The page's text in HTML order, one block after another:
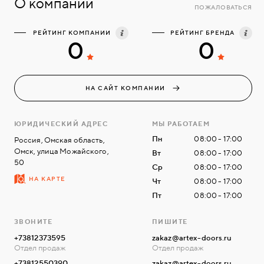
ПОЖАЛОВАТЬСЯ
РЕЙТИНГ КОМПАНИИ
0
РЕЙТИНГ БРЕНДА
0
НА САЙТ КОМПАНИИ
ЮРИДИЧЕСКИЙ АДРЕС
Россия, Омская область,
Омск, улица Можайского,
50
НА КАРТЕ
МЫ РАБОТАЕМ
Пн
08:00 - 17:00
Вт
08:00 - 17:00
Ср
08:00 - 17:00
Чт
08:00 - 17:00
Пт
08:00 - 17:00
ЗВОНИТЕ
+73812373595
Отдел продаж
ПИШИТЕ
zakaz@artex-doors.ru
Отдел продаж